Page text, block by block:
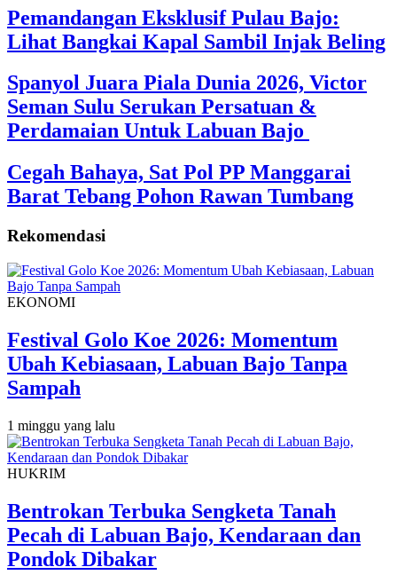
Pemandangan Eksklusif Pulau Bajo:
Lihat Bangkai Kapal Sambil Injak Beling
Spanyol Juara Piala Dunia 2026, Victor
Seman Sulu Serukan Persatuan &
Perdamaian Untuk Labuan Bajo
Cegah Bahaya, Sat Pol PP Manggarai
Barat Tebang Pohon Rawan Tumbang
Rekomendasi
EKONOMI
Festival Golo Koe 2026: Momentum
Ubah Kebiasaan, Labuan Bajo Tanpa
Sampah
1 minggu yang lalu
HUKRIM
Bentrokan Terbuka Sengketa Tanah
Pecah di Labuan Bajo, Kendaraan dan
Pondok Dibakar